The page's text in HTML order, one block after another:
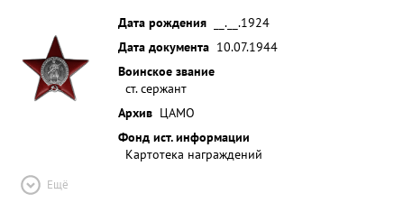
Дата рождения
__.__.1924
Дата документа 10.07.1944
Воинское звание
ст. сержант
Архив ЦАМО
Фонд ист. информации
Картотека награждений
Ещё